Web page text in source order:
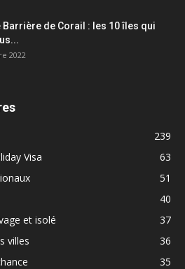
Barrière de Corail : les 10 îles qui
2022
239
Visa
63
51
40
et isolé
37
villes
36
35